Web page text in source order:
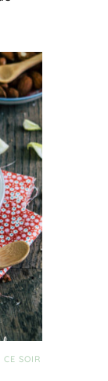
SOIR